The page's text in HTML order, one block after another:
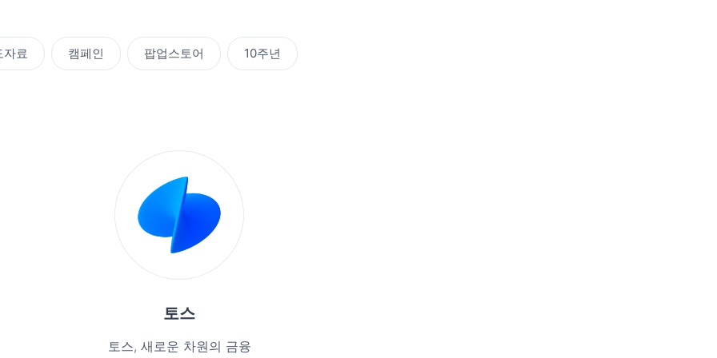
자료 캠페인 팝업스토어 10주년
토스
토스, 새로운 차원의 금융